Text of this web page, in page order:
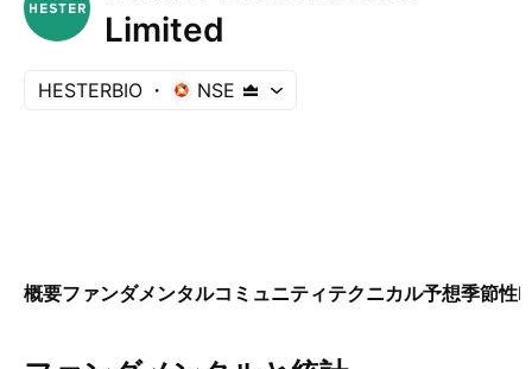
Limited
HESTERBIO NSE
概要ファンダメンタルコミュニティテクニカル予想季節性